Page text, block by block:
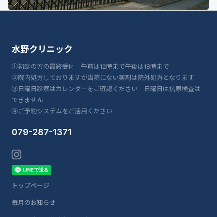
水野クリニック
①初診の方の最終受付 午前は12時まで午後は18時まで
②院内処方しておりますが当院にない薬剤は院外処方となります
③日曜日診察はカレンダーをご確認ください 日曜日は抗原検査は
できません
④ご予約システムをご活用ください
079-287-1371
トップページ
毎月のお知らせ